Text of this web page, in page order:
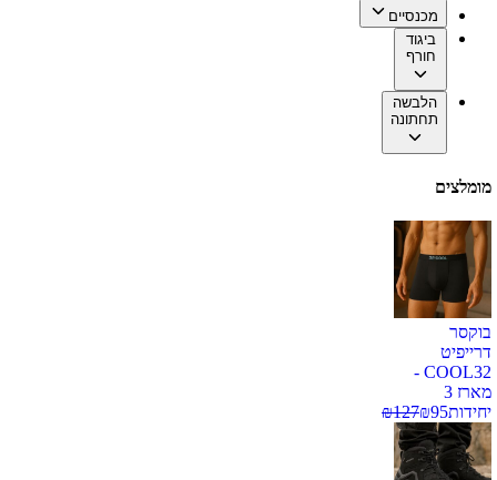
מכנסיים
ביגוד
חורף
הלבשה
תחתונה
מומלצים
בוקסר
דרייפיט
COOL32 -
מארז 3
יחידות
₪95
₪127